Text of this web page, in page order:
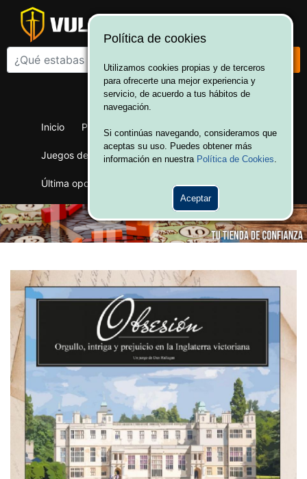
¡Bienvenido a Vulcania!
Inicio Productos Juegos de mesa
Juegos de cartas Merchandising Ofertas
Última oportunidad Wargames
Política de cookies
Utilizamos cookies propias y de terceros
para ofrecerte una mejor experiencia y
servicio, de acuerdo a tus hábitos de
navegación.
Si continúas navegando, consideramos que
aceptas su uso. Puedes obtener más
información en nuestra Política de Cookies.
Aceptar